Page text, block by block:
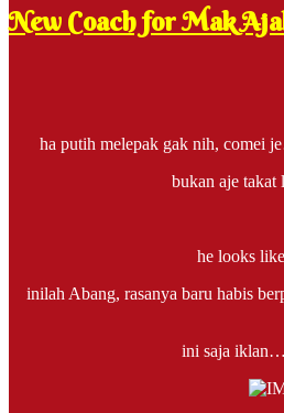
New Coach for Mak
ha putih melepak gak nih, comei
bukan aje takat
he looks
inilah Abang, rasanya baru habis
ini saja